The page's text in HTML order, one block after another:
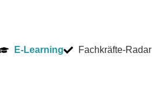
E-Learning Fachkräfte-Radar